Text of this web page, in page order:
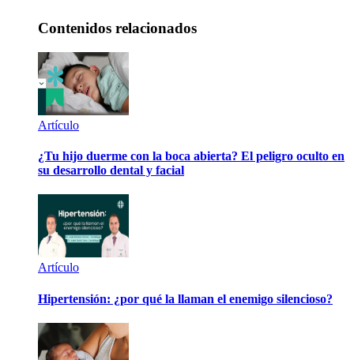
Contenidos relacionados
Artículo
¿Tu hijo duerme con la boca abierta? El peligro oculto en
su desarrollo dental y facial
Artículo
Hipertensión: ¿por qué la llaman el enemigo silencioso?